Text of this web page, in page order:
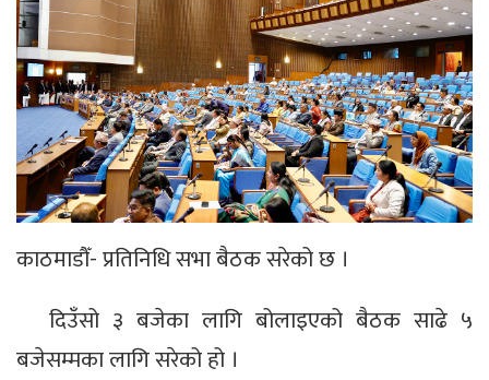
काठमाडौँ- प्रतिनिधि सभा बैठक सरेको छ ।
दिउँसो ३ बजेका लागि बोलाइएको बैठक साढे ५
बजेसम्मका लागि सरेको हो ।